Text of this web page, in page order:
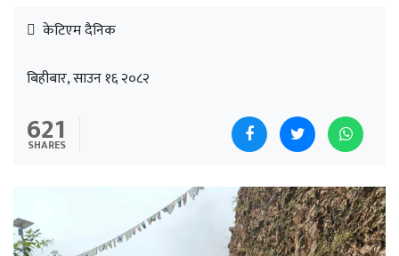
केटिएम दैनिक
बिहीबार, साउन १६ २०८२
621
SHARES